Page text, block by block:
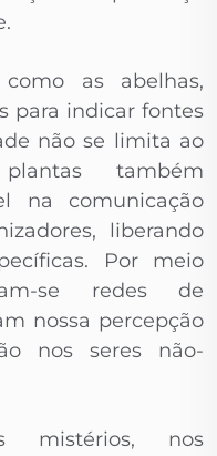
as abelhas,
para indicar fontes
não se limita ao
também
na comunicação
liberando
Por meio
se redes de
nossa percepção
nos seres não-
mistérios, nos